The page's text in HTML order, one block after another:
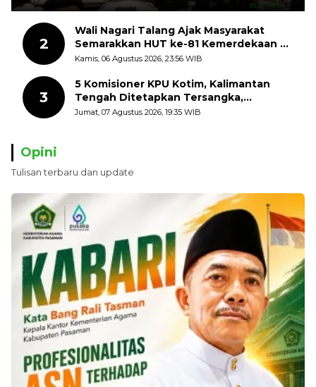
2
Wali Nagari Talang Ajak Masyarakat
Semarakkan HUT ke-81 Kemerdekaan RI
dengan Mengibarkan Bendera Merah
Kamis, 06 Agustus 2026, 23:56 WIB
3
5 Komisioner KPU Kotim, Kalimantan
Tengah Ditetapkan Tersangka,
Kerugian Negara ditaksir 10 Milyard
Jumat, 07 Agustus 2026, 19:35 WIB
Opini
Tulisan terbaru dan update